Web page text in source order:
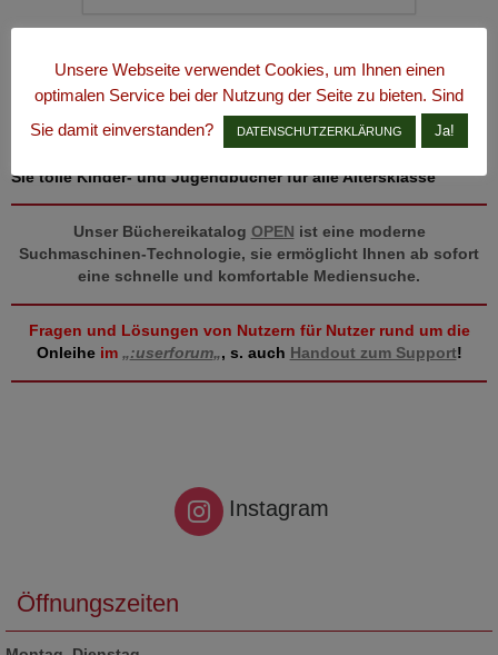
Informieren Sie sich im „Onleihe-Guide“ wie funktioniert die
Onleihe 3.0!
Sie tolle Kinder- und Jugendbücher für alle Altersklasse
Unser Büchereikatalog OPEN ist eine moderne
Suchmaschinen-Technologie, sie ermöglicht Ihnen ab sofort
eine schnelle und komfortable Mediensuche.
Fragen und Lösungen von Nutzern für Nutzer rund um die
Onleiheim „:userforum„, s. auch Handout zum Support!
Instagram
Öffnungszeiten
Unsere Webseite verwendet Cookies, um Ihnen einen
optimalen Service bei der Nutzung der Seite zu bieten. Sind
Sie damit einverstanden?
DATENSCHUTZERKLÄRUNG Ja!